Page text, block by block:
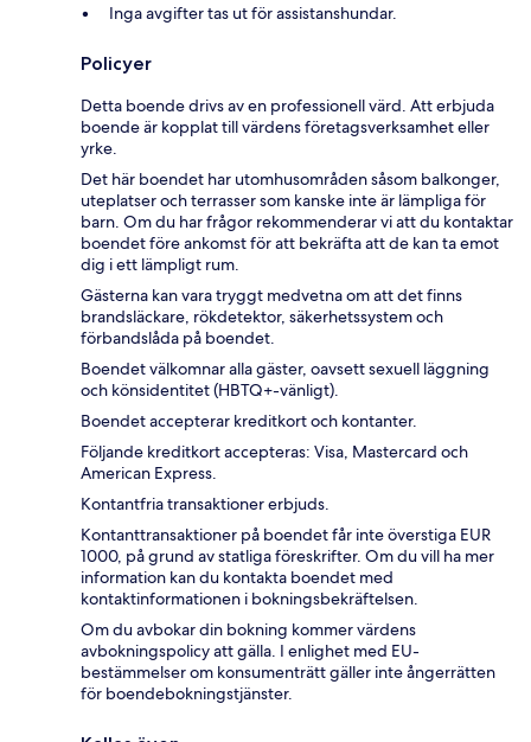
Inga avgifter tas ut för assistanshundar.
Policyer
Detta boende drivs av en professionell värd. Att erbjuda
boende är kopplat till värdens företagsverksamhet eller
yrke.
Det här boendet har utomhusområden såsom balkonger,
uteplatser och terrasser som kanske inte är lämpliga för
barn. Om du har frågor rekommenderar vi att du kontaktar
boendet före ankomst för att bekräfta att de kan ta emot
dig i ett lämpligt rum.
Gästerna kan vara tryggt medvetna om att det finns
brandsläckare, rökdetektor, säkerhetssystem och
förbandslåda på boendet.
Boendet välkomnar alla gäster, oavsett sexuell läggning
och könsidentitet (HBTQ+-vänligt).
Boendet accepterar kreditkort och kontanter.
Följande kreditkort accepteras: Visa, Mastercard och
American Express.
Kontantfria transaktioner erbjuds.
Kontanttransaktioner på boendet får inte överstiga EUR
1000, på grund av statliga föreskrifter. Om du vill ha mer
information kan du kontakta boendet med
kontaktinformationen i bokningsbekräftelsen.
Om du avbokar din bokning kommer värdens
avbokningspolicy att gälla. I enlighet med EU-
bestämmelser om konsumenträtt gäller inte ångerrätten
för boendebokningstjänster.